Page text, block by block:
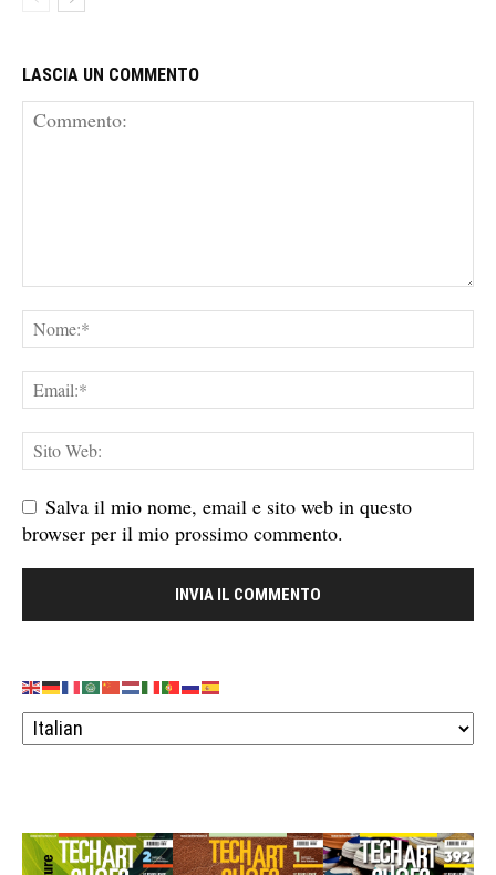
LASCIA UN COMMENTO
Salva il mio nome, email e sito web in questo
browser per il mio prossimo commento.